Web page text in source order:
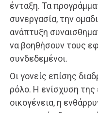
ένταξη. Τα
συνεργασία, την
ανάπτυξη
να βοηθήσουν τους
συνδεδεμένοι.
Οι γονείς επίσης
ρόλο. Η ενίσχυση της
οικογένεια, η